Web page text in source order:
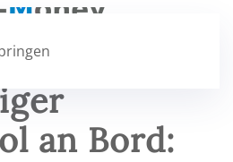
an Bord: